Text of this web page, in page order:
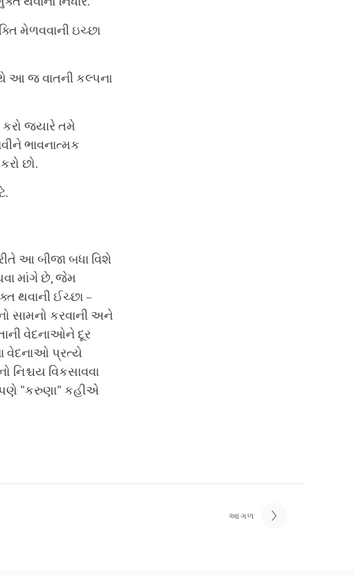
મેળવવાની ઇચ્છા
આ જ વાતની કલ્પના
જ્યારે તમે
ભાવનાત્મક
છો.
આ બીજા બધા વિશે
માંગે છે, જેમ
થવાની ઈચ્છા –
સામનો કરવાની અને
વેદનાઓને દૂર
વેદનાઓ પ્રત્યે
નિશ્ચય વિકસાવવા
"કરુણા" કહીએ
આગળ